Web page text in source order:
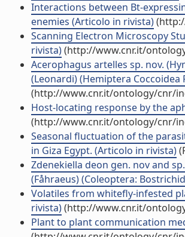
Interactions between Bt-
enemies (Articolo in rivista)
Scanning Electron Microscopy
rivista)(http://www.cnr.it/
Acerophagus artelles sp. nov.
(Leonardi) (Hemiptera
(http://www.cnr.it/ontology/cnr/
Host-locating response by the
(http://www.cnr.it/ontology/cnr/
Seasonal fluctuation of the
in Giza Egypt. (Articolo in rivista)
Zdenekiella deon gen. nov and
(Fåhraeus) (Coleoptera:
Volatiles from whitefly-infested
rivista)(http://www.cnr.it/
Plant to plant communication